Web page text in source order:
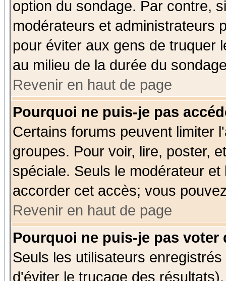
option du sondage. Par contre,
modérateurs et administrateurs
pour éviter aux gens de truquer
au milieu de la durée du
Revenir en haut de page
Pourquoi ne puis-je pas
Certains forums peuvent limiter
groupes. Pour voir, lire, poster,
spéciale. Seuls le modérateur
accorder cet accès; vous
Revenir en haut de page
Pourquoi ne puis-je pas voter
Seuls les utilisateurs
d'éviter le trucage des